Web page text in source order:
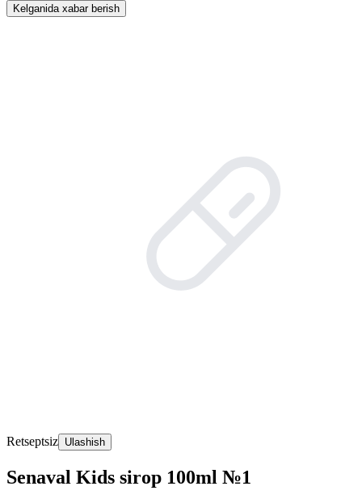
Kelganida xabar berish
Retseptsiz Ulashish
Senaval Kids sirop 100ml №1